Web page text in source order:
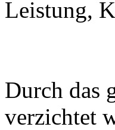
Leistung,
Durch das
verzichtet